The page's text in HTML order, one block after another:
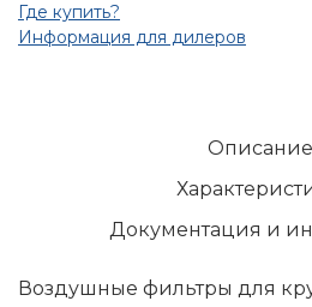
Где купить?
Информация для дилеров
Описание
Документация и
Воздушные фильтры для